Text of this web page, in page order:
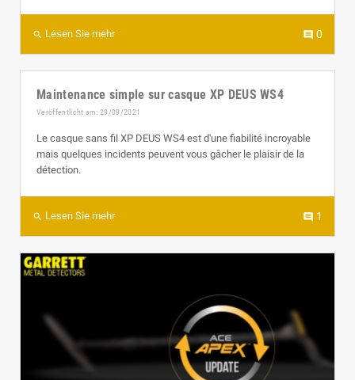
search Lesen Sie mehr comment 0
Maintenance simple sur casque XP DEUS WS4
Veröffentlicht am: 29/09/2021
Le casque sans fil XP DEUS WS4 est d'une fiabilité incroyable
mais quelques incidents peuvent vous gâcher le plaisir de la
détection.
search Lesen Sie mehr comment 1